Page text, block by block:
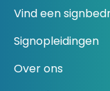
Vind een
Signopleidingen
Over ons